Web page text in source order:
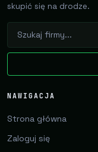
skupić się na drodze.
NAWIGACJA
Strona główna
Zaloguj się